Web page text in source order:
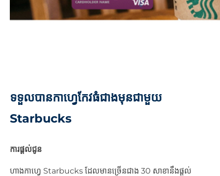
ទទួលបានកាហ្វេកែវធំជាងមុនជាមួយ
Starbucks
ការផ្ដល់ជូន
ហាងកាហ្វេ Starbucks ដែលមានច្រើនជាង 30 សាខានឹងផ្តល់